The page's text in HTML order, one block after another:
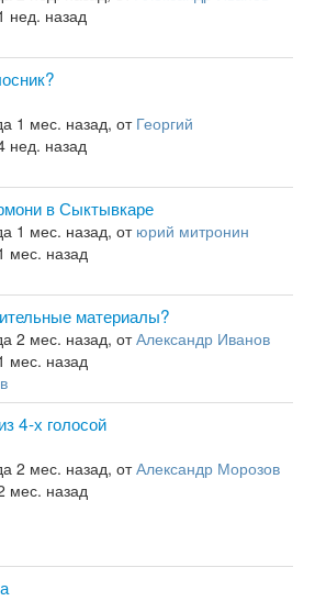
нед. назад
1 мес. назад, от Георгий
нед. назад
в Сыктывкаре
1 мес. назад, от юрий митронин
мес. назад
материалы?
2 мес. назад, отАлександр Иванов
мес. назад
4-х голосой
2 мес. назад, отАлександр Морозов
мес. назад